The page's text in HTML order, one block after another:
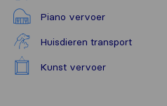
Piano vervoer
Huisdieren transport
Kunst vervoer